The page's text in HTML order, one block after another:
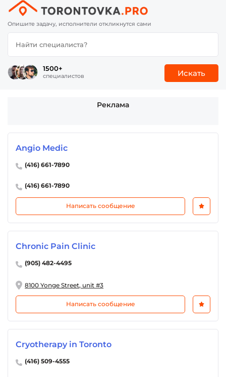
Опишите задачу, исполнители откликнутся сами
1500+
специалистов Искать
Реклама
Angio Medic
(416) 661-7890
(416) 661-7890
Написать сообщение
Chronic Pain Clinic
(905) 482-4495
8100 Yonge Street, unit #3
Написать сообщение
Cryotherapy in Toronto
(416) 509-4555